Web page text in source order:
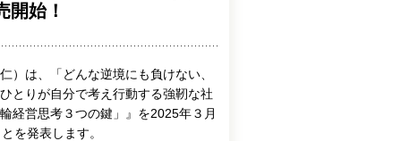
始！
）は、「どんな逆境にも負けない、
とりが自分で考え行動する強靭な社
経営思考３つの鍵」』を2025年３月
を発表します。